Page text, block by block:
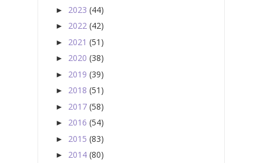
► 2023 (44)
► 2022 (42)
► 2021 (51)
► 2020 (38)
► 2019 (39)
► 2018 (51)
► 2017 (58)
► 2016 (54)
► 2015 (83)
► 2014 (80)